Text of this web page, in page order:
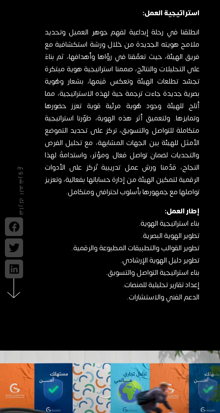
استراتيجية العمل:
انطلقنا في رحلة إبداعية لفهم جوهر العميل وتحديد
ملامح هويته الجديدة من خلال ورشة استكشافية مع
فريق الهيئة، حيث تعمّقنا في رؤاها وأهدافها، ثم بناءً
على التحليلات والنتائج، صممنا استراتيجية هوية مبتكرة
تجسّد تطلعات الهيئة وتعكس قيَمها، بشعار وهُوية
بصرية جديدة جاءت ترجمة حية لهذه الاستراتيجية، مما
أتاح للهيئة وجود هُوية مرئية قوية تعزز حضورها
وتمايزها. ولتعميق أثر هذه الهوية، طوّرنا استراتيجية
متكاملة للتواصل والتسويق، تركز على تحديد التموضع
الأمثل للهيئة بين الجهات المشابهة، مع تحليل الفرص
والتحديات لضمان تواصل فعال ومؤثر، واستدامةً لهذا
النجاح، قدّمنا ورش عمل تدريبية تُركز على الأدوات
الرقمية لتمكين الهيئة من إدارة حساباتها بفعالية، وتعزيز
تواصلها مع جمهورها بأسلوب احترافي ومتكامل.
إطار العمل:
بناء استراتيجية الهوية.
تطوير الهوية البصرية.
تطوير القوالب والتطبيقات المطبوعة والرقمية.
تطوير دليل الهوية الإرشادي.
بناء استراتيجية التواصل والتسويق.
إعداد تقارير تحليلية للمنصات.
الدعم الفني والاستشارات.
شارك المشروع